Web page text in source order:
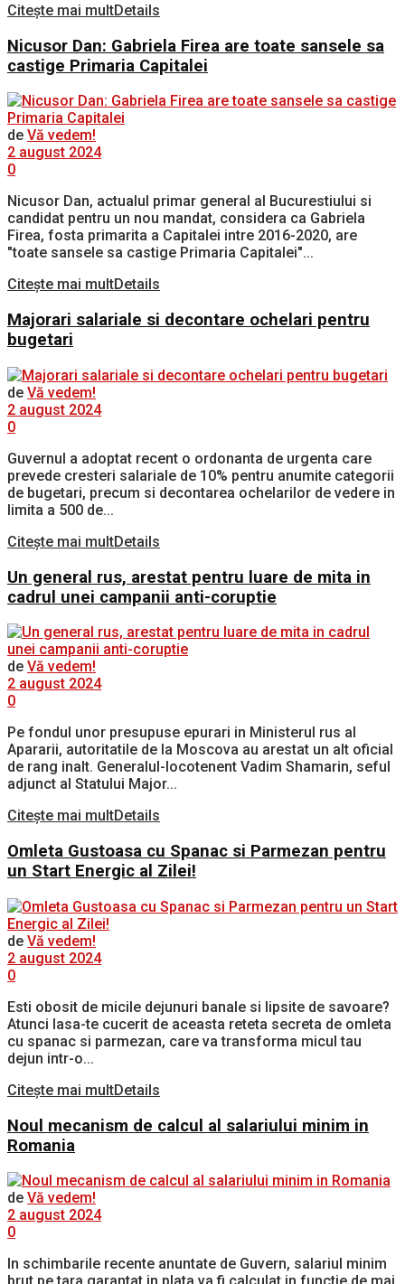
Citește mai multDetails
Nicusor Dan: Gabriela Firea are toate sansele sa
castige Primaria Capitalei
de Vă vedem!
2 august 2024
0
Nicusor Dan, actualul primar general al Bucurestiului si
candidat pentru un nou mandat, considera ca Gabriela
Firea, fosta primarita a Capitalei intre 2016-2020, are
"toate sansele sa castige Primaria Capitalei"...
Citește mai multDetails
Majorari salariale si decontare ochelari pentru
bugetari
de Vă vedem!
2 august 2024
0
Guvernul a adoptat recent o ordonanta de urgenta care
prevede cresteri salariale de 10% pentru anumite categorii
de bugetari, precum si decontarea ochelarilor de vedere in
limita a 500 de...
Citește mai multDetails
Un general rus, arestat pentru luare de mita in
cadrul unei campanii anti-coruptie
de Vă vedem!
2 august 2024
0
Pe fondul unor presupuse epurari in Ministerul rus al
Apararii, autoritatile de la Moscova au arestat un alt oficial
de rang inalt. Generalul-locotenent Vadim Shamarin, seful
adjunct al Statului Major...
Citește mai multDetails
Omleta Gustoasa cu Spanac si Parmezan pentru
un Start Energic al Zilei!
de Vă vedem!
2 august 2024
0
Esti obosit de micile dejunuri banale si lipsite de savoare?
Atunci lasa-te cucerit de aceasta reteta secreta de omleta
cu spanac si parmezan, care va transforma micul tau
dejun intr-o...
Citește mai multDetails
Noul mecanism de calcul al salariului minim in
Romania
de Vă vedem!
2 august 2024
0
In schimbarile recente anuntate de Guvern, salariul minim